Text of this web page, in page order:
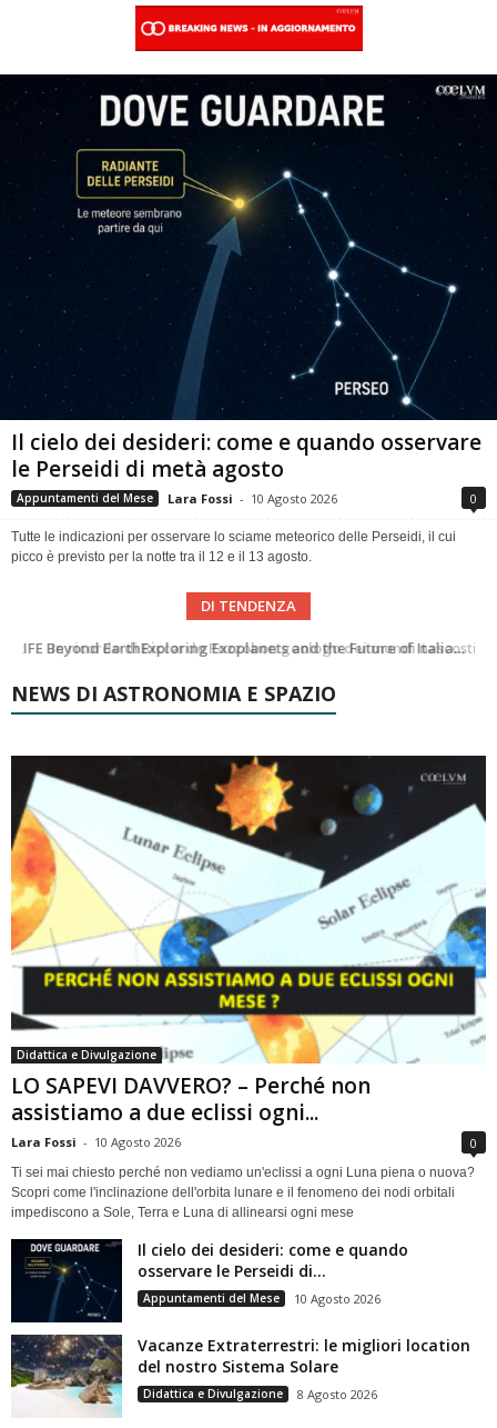
Il cielo dei desideri: come e quando osservare
le Perseidi di metà agosto
Appuntamenti del Mese Lara Fossi - 10 Agosto 2026 0
Tutte le indicazioni per osservare lo sciame meteorico delle Perseidi, il cui
picco è previsto per la notte tra il 12 e il 13 agosto.
DI TENDENZA
In ricordo di Riccardo Pozzobon geologo dei mondi nascosti
Una volta qualcuno li usava
NEWS DI ASTRONOMIA E SPAZIO
Didattica e Divulgazione
LO SAPEVI DAVVERO? – Perché non
assistiamo a due eclissi ogni...
Lara Fossi - 10 Agosto 2026 0
Ti sei mai chiesto perché non vediamo un'eclissi a ogni Luna piena o nuova?
Scopri come l'inclinazione dell'orbita lunare e il fenomeno dei nodi orbitali
impediscono a Sole, Terra e Luna di allinearsi ogni mese
Il cielo dei desideri: come e quando
osservare le Perseidi di...
Appuntamenti del Mese 10 Agosto 2026
Vacanze Extraterrestri: le migliori location
del nostro Sistema Solare
Didattica e Divulgazione 8 Agosto 2026